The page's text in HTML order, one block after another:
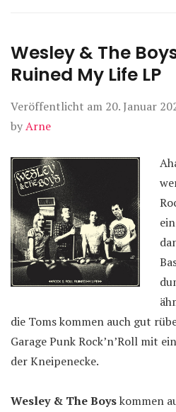
Wesley & The
Ruined My Life LP
Veröffentlicht am 20. Januar
byArne
die Toms kommen auch gut
Garage Punk Rock’n’Roll mit
der Kneipenecke.
Wesley & The Boyskommen